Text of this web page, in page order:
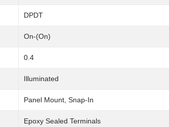
DPDT
On-(On)
0.4
Illuminated
Panel Mount, Snap-In
Epoxy Sealed Terminals